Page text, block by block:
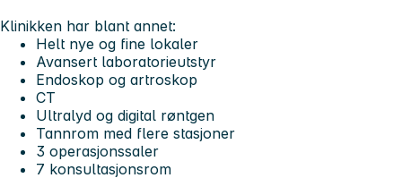
Klinikken har blant annet:
Helt nye og fine lokaler
Avansert laboratorieutstyr
Endoskop og artroskop
CT
Ultralyd og digital røntgen
Tannrom med flere stasjoner
3 operasjonssaler
7 konsultasjonsrom